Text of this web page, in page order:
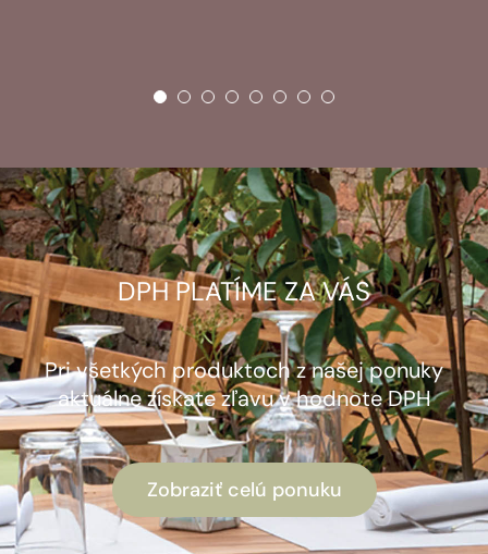
DPH PLATÍME ZA VÁS
Pri všetkých produktoch z našej ponuky
aktuálne získate zľavu v hodnote DPH
Zobraziť celú ponuku